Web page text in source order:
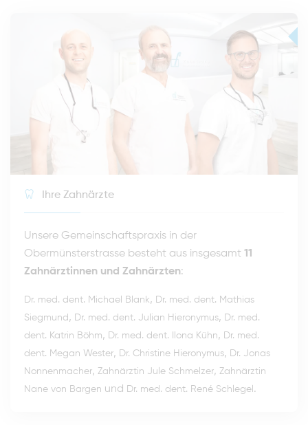
Ihre Zahnärzte
Unsere Gemeinschaftspraxis in der
Obermünsterstrasse besteht aus insgesamt 11
Zahnärztinnen und Zahnärzten:
Dr. med. dent. Michael Blank, Dr. med. dent. Mathias
Siegmund , Dr. med. dent. Julian Hieronymus, Dr. med.
dent. Katrin Böhm, Dr. med. dent. Ilona Kühn, Dr. med.
dent. Megan Wester, Dr. Christine Hieronymus, Dr. Jonas
Nonnenmacher, Zahnärztin Jule Schmelzer, Zahnärztin
Nane von Bargen und Dr. med. dent. René Schlegel .